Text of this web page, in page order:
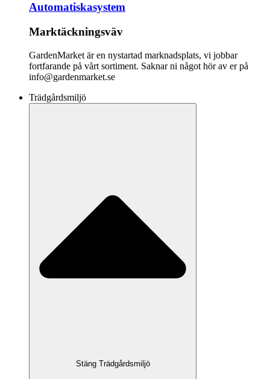
Automatiskasystem
Marktäckningsväv
GardenMarket är en nystartad marknadsplats, vi jobbar
fortfarande på vårt sortiment. Saknar ni något hör av er på
info@gardenmarket.se
Trädgårdsmiljö
Stäng Trädgårdsmiljö